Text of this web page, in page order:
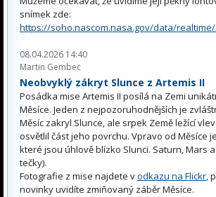
snímek zde:
https://soho.nascom.nasa.gov/data/
08.04.2026 14:40
Martin Gembec
Neobvyklý zákryt Slunce z Artemis II
Posádka mise Artemis II posílá na Zemi
Měsíce. Jeden z nejpozoruhodnějších je
Měsíc zakryl Slunce, ale srpek Země ležící
osvětlil část jeho povrchu. Vpravo od Měsíce
které jsou úhlově blízko Slunci. Saturn, Mars
tečky).
Fotografie z mise najdete vodkazu na Flickr,
novinky uvidíte zmiňovaný záběr Měsíce.